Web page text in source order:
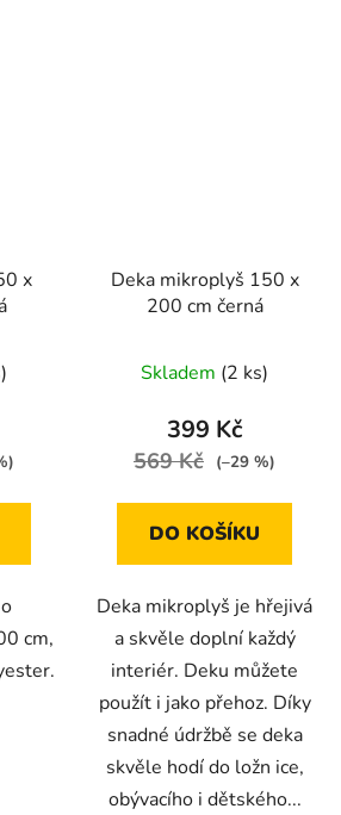
x
cm,
Deka mikroplyš 150 x
200 cm černá
Skladem (2 ks)
399 Kč
569 Kč (–29 %)
DO KOŠÍKU
Deka mikroplyš je hřejivá
a skvěle doplní každý
interiér. Deku můžete
použít i jako přehoz. Díky
snadné údržbě se deka
skvěle hodí do ložn ice,
obývacího i dětského...